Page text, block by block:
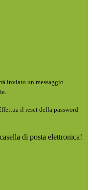
inviato un messaggio
il reset della password
di posta elettronica!